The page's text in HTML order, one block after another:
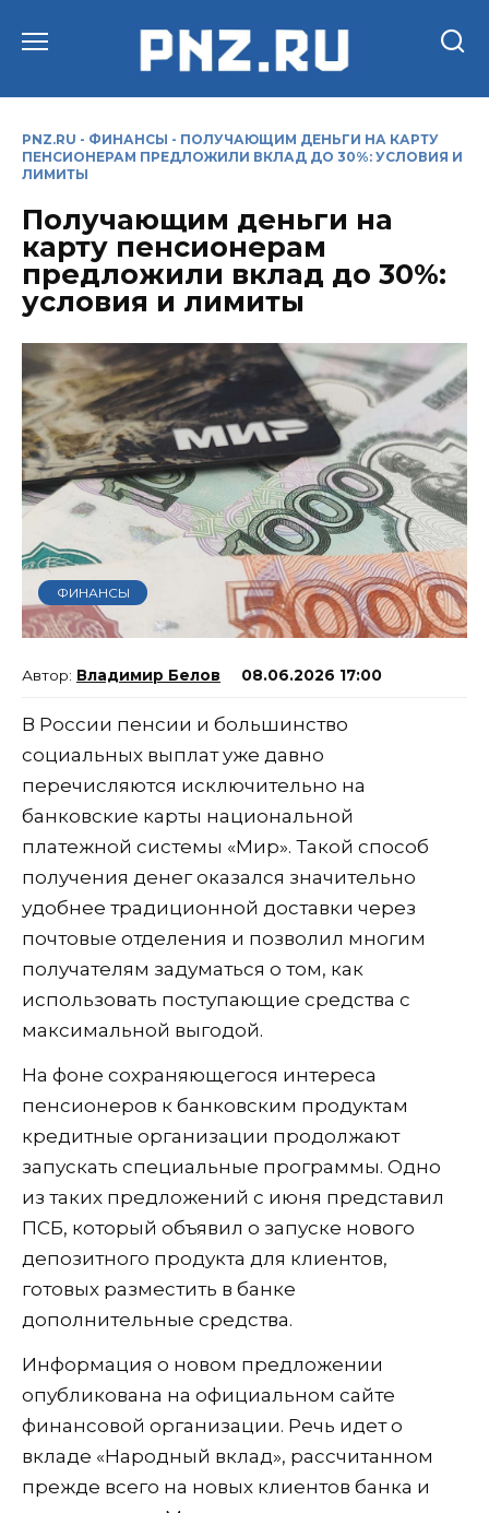
PNZ.RU - ФИНАНСЫ - ПОЛУЧАЮЩИМ ДЕНЬГИ НА КАРТУ
ПЕНСИОНЕРАМ ПРЕДЛОЖИЛИ ВКЛАД ДО 30%: УСЛОВИЯ И
ЛИМИТЫ
Получающим деньги на
карту пенсионерам
предложили вклад до 30%:
условия и лимиты
ФИНАНСЫ
Владимир Белов 08.06.2026 17:00
В России пенсии и большинство
социальных выплат уже давно
перечисляются исключительно на
банковские карты национальной
платежной системы «Мир». Такой способ
получения денег оказался значительно
удобнее традиционной доставки через
почтовые отделения и позволил многим
получателям задуматься о том, как
использовать поступающие средства с
максимальной выгодой.
На фоне сохраняющегося интереса
пенсионеров к банковским продуктам
кредитные организации продолжают
запускать специальные программы. Одно
из таких предложений с июня представил
ПСБ, который объявил о запуске нового
депозитного продукта для клиентов,
готовых разместить в банке
дополнительные средства.
Информация о новом предложении
опубликована на официальном сайте
финансовой организации. Речь идет о
вкладе «Народный вклад», рассчитанном
прежде всего на новых клиентов банка и